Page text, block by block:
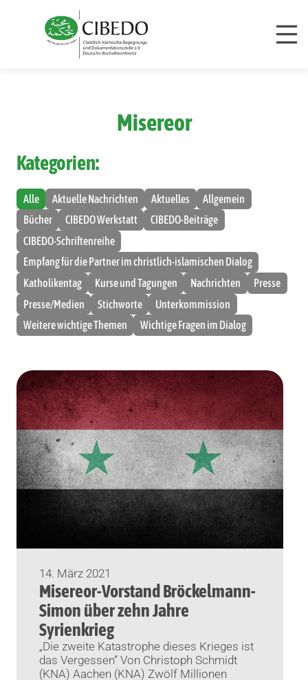
Misereor
Kategorien:
Alle Aktuelle Nachrichten Aktuelles
Allgemein
Bücher
CIBEDO Werkstatt
CIBEDO-Beiträge
CIBEDO-Schriftenreihe
Empfang für die Partner im christlich-islamischen Dialog
Katholikentag
Kurse und Tagungen Nachrichten
Presse
Presse/Medien
Stichworte
Unterkommission
Weitere wichtige Themen
Wichtige Fragen im Dialog
14. März 2021
Misereor-Vorstand Bröckelmann-
Simon über zehn Jahre
Syrienkrieg
„Die zweite Katastrophe dieses Krieges ist
das Vergessen“ Von Christoph Schmidt
(KNA) Aachen (KNA) Zwölf Millionen